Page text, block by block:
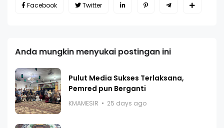
Facebook Twitter
Anda mungkin menyukai postingan ini
Pulut Media Sukses Terlaksana,
Pemred pun Berganti
KMAMESIR 25 days ago